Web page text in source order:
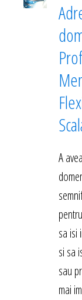
A
sa isi
si sa
sau
mai